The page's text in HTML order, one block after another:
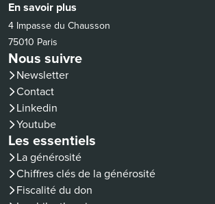
En savoir plus
4 Impasse du Chausson
75010 Paris
Nous suivre
Newsletter
Contact
Linkedin
(nouvelle fenêtre)
Youtube
(nouvelle fenêtre)
Les essentiels
La générosité
Chiffres clés de la générosité
Fiscalité du don